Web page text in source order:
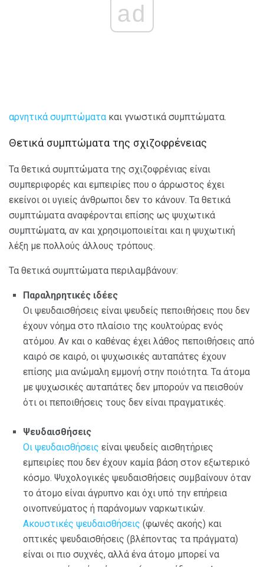
ad
αρνητικά συμπτώματα και γνωστικά συμπτώματα.
Θετικά συμπτώματα της σχιζοφρένειας
Τα θετικά συμπτώματα της σχιζοφρένιας είναι
συμπεριφορές και εμπειρίες που ο άρρωστος έχει
εκείνοι οι υγιείς άνθρωποι δεν το κάνουν. Τα θετικά
συμπτώματα αναφέρονται επίσης ως ψυχωτικά
συμπτώματα, αν και χρησιμοποιείται και η ψυχωτική
λέξη με πολλούς άλλους τρόπους.
Τα θετικά συμπτώματα περιλαμβάνουν:
Παραληρητικές ιδέες
Οι ψευδαισθήσεις είναι ψευδείς πεποιθήσεις που δεν
έχουν νόημα στο πλαίσιο της κουλτούρας ενός
ατόμου. Αν και ο καθένας έχει λάθος πεποιθήσεις από
καιρό σε καιρό, οι ψυχωσικές αυταπάτες έχουν
επίσης μια ανώμαλη εμμονή στην ποιότητα. Τα άτομα
με ψυχωσικές αυταπάτες δεν μπορούν να πεισθούν
ότι οι πεποιθήσεις τους δεν είναι πραγματικές.
Ψευδαισθήσεις
Οι ψευδαισθήσεις είναι ψευδείς αισθητήριες
εμπειρίες που δεν έχουν καμία βάση στον εξωτερικό
κόσμο. Ψυχολογικές ψευδαισθήσεις συμβαίνουν όταν
το άτομο είναι άγρυπνο και όχι υπό την επήρεια
οινοπνεύματος ή παράνομων ναρκωτικών.
Ακουστικές ψευδαισθήσεις (φωνές ακοής) και
οπτικές ψευδαισθήσεις (βλέποντας τα πράγματα)
είναι οι πιο συχνές, αλλά ένα άτομο μπορεί να